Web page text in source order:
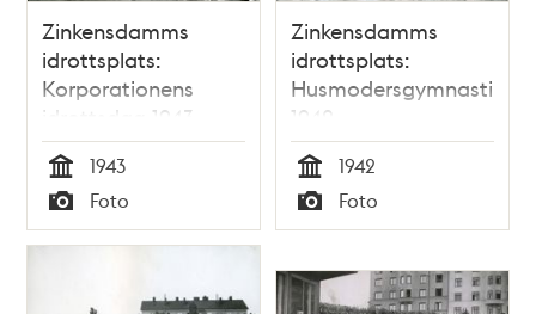
Zinkensdamms
idrottsplats:
Korporationens
idrottsdag 1943
Tid
1943
Typ
Foto
Zinkensdamms
idrottsplats:
Husmodersgymnastik
1942
Tid
1942
Typ
Foto